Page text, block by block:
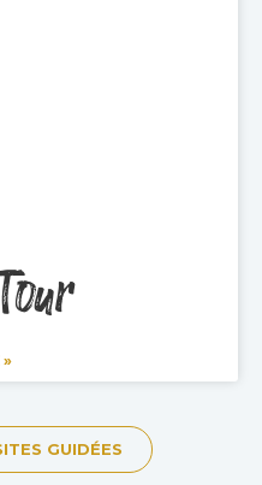
»
GUIDÉES